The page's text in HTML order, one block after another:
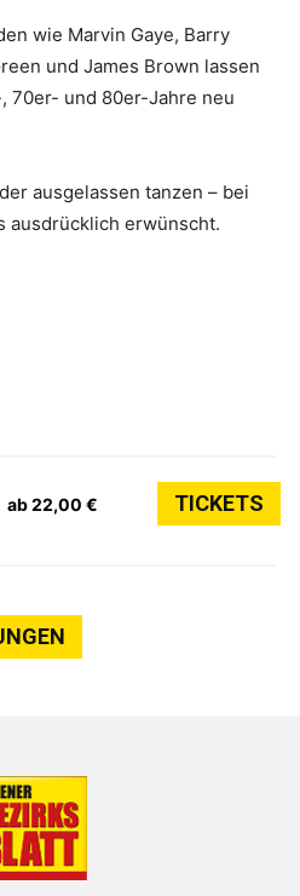
wie Marvin Gaye, Barry
und James Brown lassen
70er- und 80er-Jahre neu
ausgelassen tanzen – bei
ausdrücklich erwünscht.
ab 22,00 € TICKETS